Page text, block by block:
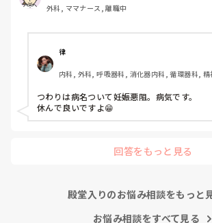
ナイーブになっているのかすぐ涙が出ます
自分が甘いだけなんですか。
外科, ママナース, 離職中
律
内科, 外科, 呼吸器科, 消化器内科, 循環器科,
内科, 脳神経外科, 消化器外科, 慢性期, 終末期
つわりは病名ついて妊娠悪阻。病気です。
休んで良いですよ😁
回答をもっと見る
殿堂入りのお悩み相談をもっと
お悩み相談をすべて見る